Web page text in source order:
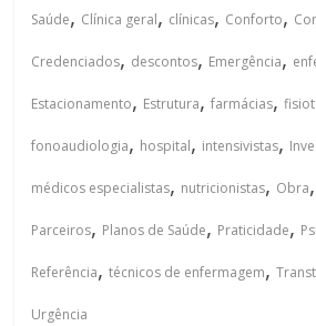
Saúde, Clínica geral, clínicas, Conforto,
Credenciados, descontos, Emergência,
Estacionamento, Estrutura,farmácias,
fonoaudiologia, hospital, intensivistas,
médicos especialistas, nutricionistas, Obra,
Parceiros, Planos de Saúde, Praticidade,
Referência,técnicos de enfermagem,
Urgência